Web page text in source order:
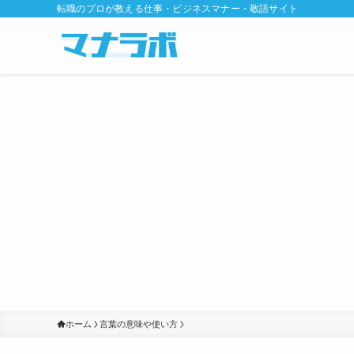
転職のプロが教える仕事・ビジネスマナー・敬語サイト
ホーム 言葉の意味や使い方